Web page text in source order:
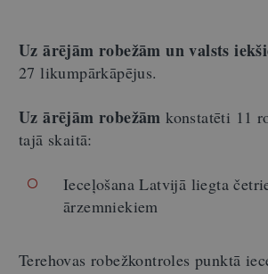
Uz ārējām robežām un valsts
27 likumpārkāpējus.
Uz ārējām robežām konstatēti 11
tajā skaitā:
Ieceļošana Latvijā liegta
ārzemniekiem
Terehovas robežkontroles punktā